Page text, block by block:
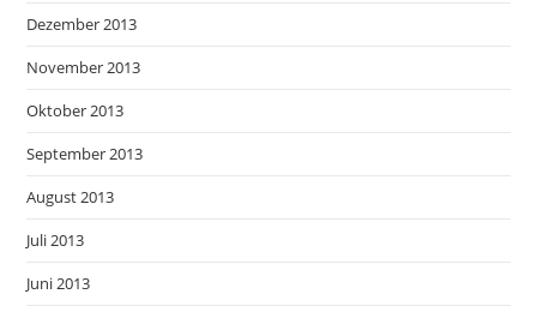
Dezember 2013
November 2013
Oktober 2013
September 2013
August 2013
Juli 2013
Juni 2013